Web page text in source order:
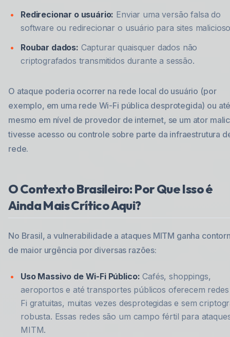
Redirecionar o usuário: Enviar uma versão falsa do
software ou redirecionar o usuário para sites
Roubar dados: Capturar quaisquer dados não
criptografados transmitidos durante a sessão.
O ataque poderia ocorrer na rede local do usuário (por
exemplo, em uma rede Wi-Fi pública desprotegida) ou
mesmo em nível de provedor de internet, se um ator
tivesse acesso ou controle sobre parte da infraestrutura
rede.
O Contexto Brasileiro: Por Que Isso é
Ainda Mais Crítico Aqui?
No Brasil, a vulnerabilidade a ataques MITM ganha
de maior urgência por diversas razões:
Uso Massivo de Wi-Fi Público: Cafés, shoppings,
aeroportos e até transportes públicos oferecem
Fi gratuitas, muitas vezes desprotegidas e sem
robusta. Essas redes são um campo fértil para
MITM.